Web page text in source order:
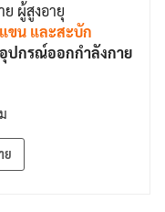
ย ผู้สูงอายุ
ขน และสะบัก
ปกรณ์ออกกำลังกาย
ย